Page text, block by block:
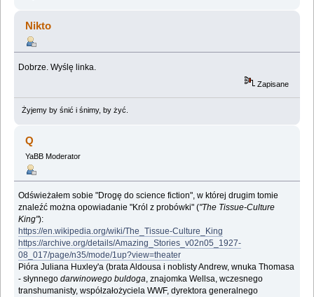
Nikto
Dobrze. Wyślę linka.
Zapisane
Żyjemy by śnić i śnimy, by żyć.
Q
YaBB Moderator
Odświeżałem sobie "Drogę do science fiction", w której drugim tomie
znaleźć można opowiadanie "Król z probówki" ("The Tissue-Culture
King"):
https://en.wikipedia.org/wiki/The_Tissue-Culture_King
https://archive.org/details/Amazing_Stories_v02n05_1927-
08_017/page/n35/mode/1up?view=theater
Pióra Juliana Huxley'a (brata Aldousa i noblisty Andrew, wnuka Thomasa
- słynnegodarwinowego buldoga, znajomka Wellsa, wczesnego
transhumanisty, współzałożyciela WWF, dyrektora generalnego